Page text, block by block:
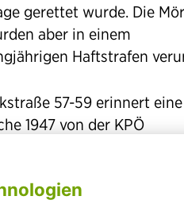
gerettet wurde. Die
aber in einem
Haftstrafen
57-59 erinnert eine
1947 von der KPÖ
NS-Terrors. An sie